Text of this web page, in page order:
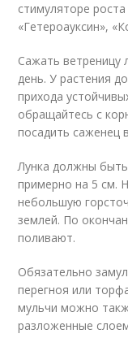
стимуляторе
«Гетероауксин»,
Сажать ветреницу
день. У растения
прихода
обращайтесь с
посадить саженец
Лунка должны
примерно на 5 см.
небольшую
землей. По
поливают.
Обязательно
перегноя или
мульчи можно
разложенные